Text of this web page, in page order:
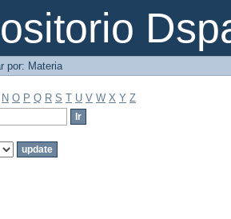
por: Materia
N O P Q R S T U V W X Y Z